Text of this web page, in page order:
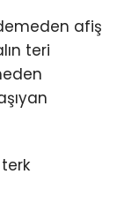
afiş
teri